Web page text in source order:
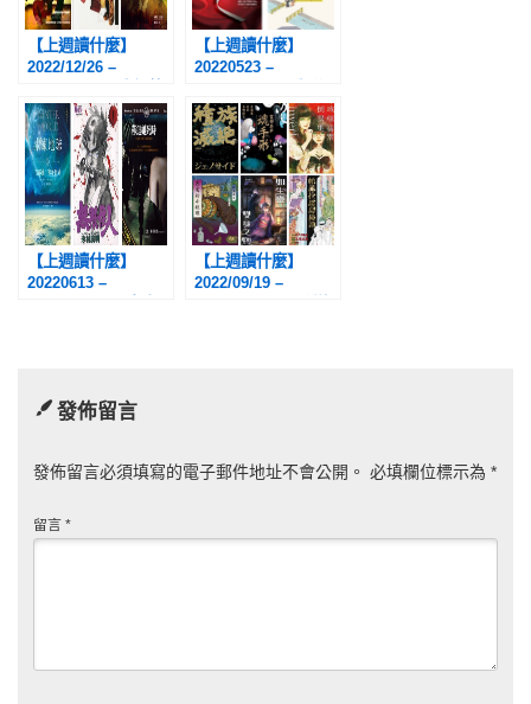
【上週讀什麼】
2022/12/26 –
無可救藥》、《九九
神咒》、《第13位名
偵探》
【上週讀什麼】
20220523 –
蜜的苦澀委內瑞
拉》、《我甜蜜的苦
澀公主》、《新．福
爾摩斯：絲之屋》、
《北一喜多捕物帖》
【上週讀什麼】
20220613 –
【上週讀什麼】
2022/09/19 –
發佈留言
發佈留言必須填寫的電子郵件地址不會公開。 必填欄位標示為 *
留言 *